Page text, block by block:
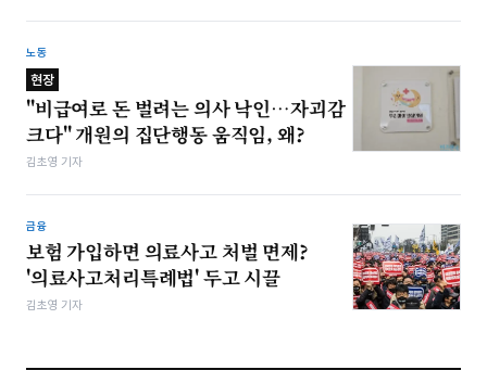
노동
현장
"비급여로 돈 벌려는 의사 낙인…자괴감
크다" 개원의 집단행동 움직임, 왜?
김초영 기자
금융
보험 가입하면 의료사고 처벌 면제?
'의료사고처리특례법' 두고 시끌
김초영 기자